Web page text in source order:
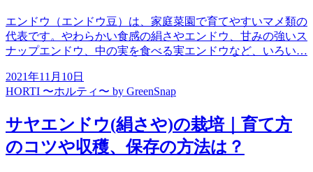
エンドウ（エンドウ豆）は、家庭菜園で育てやすいマメ類の
代表です。やわらかい食感の絹さやエンドウ、甘みの強いス
ナップエンドウ、中の実を食べる実エンドウなど、いろい…
2021年11月10日
HORTI 〜ホルティ〜 by GreenSnap
サヤエンドウ(絹さや)の栽培｜育て方
のコツや収穫、保存の方法は？